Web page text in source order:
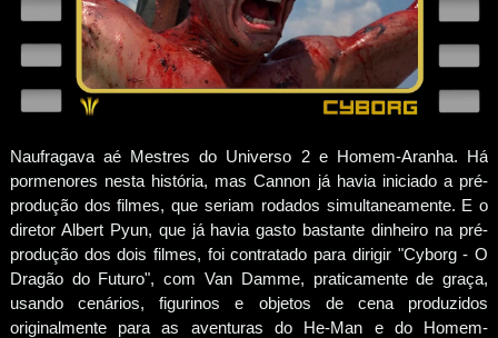
Naufragava aé Mestres do Universo 2 e Homem-Aranha. Há
pormenores nesta história, mas Cannon já havia iniciado a pré-
produção dos filmes, que seriam rodados simultaneamente. E o
diretor Albert Pyun, que já havia gasto bastante dinheiro na pré-
produção dos dois filmes, foi contratado para dirigir "Cyborg - O
Dragão do Futuro", com Van Damme, praticamente de graça,
usando cenários, figurinos e objetos de cena produzidos
originalmente para as aventuras do He-Man e do Homem-